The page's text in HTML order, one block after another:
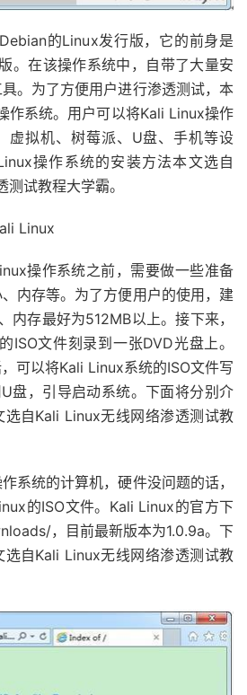
的Linux发行版，它的前身是
。在该操作系统中，自带了大量安
。为了方便用户进行渗透测试，本
作系统。用户可以将Kali Linux操作
虚拟机、树莓派、U盘、手机等设
操作系统的安装方法本文选自
试教程大学霸。
Linux
操作系统之前，需要做一些准备
内存等。为了方便用户的使用，建
内存最好为512MB以上。接下来，
ISO文件刻录到一张DVD光盘上。
可以将Kali Linux系统的ISO文件写
盘，引导启动系统。下面将分别介
自Kali Linux无线网络渗透测试教
系统的计算机，硬件没问题的话，
的ISO文件。Kali Linux的官方下
，目前最新版本为1.0.9a。下
选自Kali Linux无线网络渗透测试教